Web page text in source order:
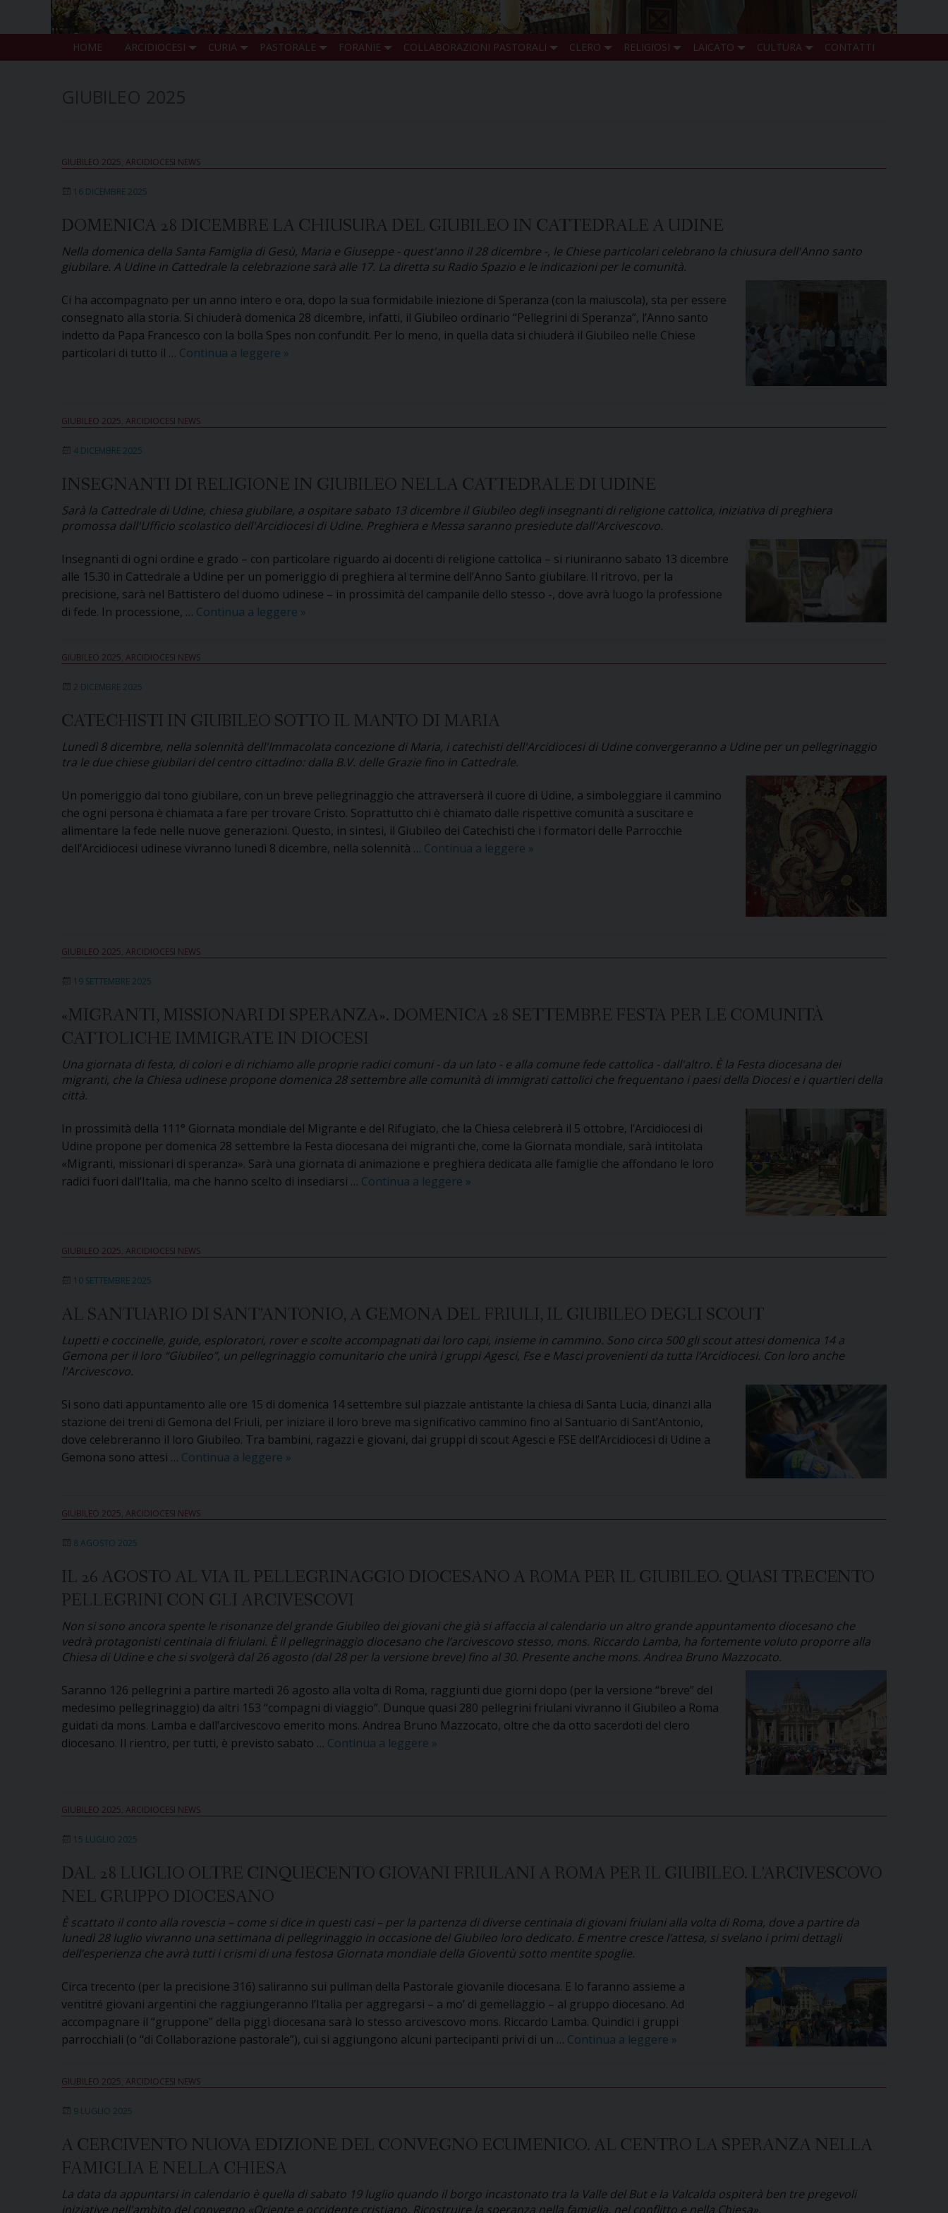
HOME ARCIDIOCESI CURIA PASTORALE FORANIE COLLABORAZIONI PASTORALI CLERO RELIGIOSI LAICATO CULTURA CONTATTI
GIUBILEO 2025 ARCIDIOCESI NEWS
16 DICEMBRE 2025
DOMENICA 28 DICEMBRE LA CHIUSURA DEL GIUBILEO IN CATTEDRALE A UDINE
Nella domenica della Santa Famiglia di Gesù, Maria e Giuseppe - quest'anno il 28 dicembre -, le Chiese particolari celebrano la chiusura dell'Anno santo
giubilare. A Udine in Cattedrale la celebrazione sarà alle 17. La diretta su Radio Spazio e le indicazioni per le comunità.
Ci ha accompagnato per un anno intero e ora, dopo la sua formidabile iniezione di Speranza (con la maiuscola), sta per essere
consegnato alla storia. Si chiuderà domenica 28 dicembre, infatti, il Giubileo ordinario “Pellegrini di Speranza”, l’Anno santo
indetto da Papa Francesco con la bolla Spes non confundit. Per lo meno, in quella data si chiuderà il Giubileo nelle Chiese
particolari di tutto il … Continua a leggere Domenica
in
Cattedrale
a
Udine
»
GIUBILEO 2025 ARCIDIOCESI NEWS
4 DICEMBRE 2025
INSEGNANTI DI RELIGIONE IN GIUBILEO NELLA CATTEDRALE DI UDINE
Sarà la Cattedrale di Udine, chiesa giubilare, a ospitare sabato 13 dicembre il Giubileo degli insegnanti di religione cattolica, iniziativa di preghiera
promossa dall'Ufficio scolastico dell'Arcidiocesi di Udine. Preghiera e Messa saranno presiedute dall'Arcivescovo.
Insegnanti di ogni ordine e grado – con particolare riguardo ai docenti di religione cattolica – si riuniranno sabato 13 dicembre
alle 15.30 in Cattedrale a Udine per un pomeriggio di preghiera al termine dell’Anno Santo giubilare. Il ritrovo, per la
precisione, sarà nel Battistero del duomo udinese – in prossimità del campanile dello stesso -, dove avrà luogo la professione
di fede. In processione, … Continua a leggere Insegnanti
in
Cattedrale
Udine
»
GIUBILEO 2025 ARCIDIOCESI NEWS
2 DICEMBRE 2025
CATECHISTI IN GIUBILEO SOTTO IL MANTO DI MARIA
Lunedì 8 dicembre, nella solennità dell'Immacolata concezione di Maria, i catechisti dell'Arcidiocesi di Udine convergeranno a Udine per un pellegrinaggio
tra le due chiese giubilari del centro cittadino: dalla B.V. delle Grazie fino in Cattedrale.
Un pomeriggio dal tono giubilare, con un breve pellegrinaggio che attraverserà il cuore di Udine, a simboleggiare il cammino
che ogni persona è chiamata a fare per trovare Cristo. Soprattutto chi è chiamato dalle rispettive comunità a suscitare e
alimentare la fede nelle nuove generazioni. Questo, in sintesi, il Giubileo dei Catechisti che i formatori delle Parrocchie
dell’Arcidiocesi udinese vivranno lunedì 8 dicembre, nella solennità … Continua a leggere Catechisti
»
GIUBILEO 2025 ARCIDIOCESI NEWS
19 SETTEMBRE 2025
«MIGRANTI, MISSIONARI DI SPERANZA». DOMENICA 28 SETTEMBRE FESTA PER LE COMUNITÀ
CATTOLICHE IMMIGRATE IN DIOCESI
Una giornata di festa, di colori e di richiamo alle proprie radici comuni - da un lato - e alla comune fede cattolica - dall'altro. È la Festa diocesana dei
migranti, che la Chiesa udinese propone domenica 28 settembre alle comunità di immigrati cattolici che frequentano i paesi della Diocesi e i quartieri della
città.
In prossimità della 111° Giornata mondiale del Migrante e del Rifugiato, che la Chiesa celebrerà il 5 ottobre, l’Arcidiocesi di
Udine propone per domenica 28 settembre la Festa diocesana dei migranti che, come la Giornata mondiale, sarà intitolata
«Migranti, missionari di speranza». Sarà una giornata di animazione e preghiera dedicata alle famiglie che affondano le loro
radici fuori dall’Italia, ma che hanno scelto di insediarsi … Continua a leggere «Migranti,
festa
per
le
comunità
in
Diocesi
»
GIUBILEO 2025 ARCIDIOCESI NEWS
10 SETTEMBRE 2025
AL SANTUARIO DI SANT’ANTONIO, A GEMONA DEL FRIULI, IL GIUBILEO DEGLI SCOUT
Lupetti e coccinelle, guide, esploratori, rover e scolte accompagnati dai loro capi, insieme in cammino. Sono circa 500 gli scout attesi domenica 14 a
Gemona per il loro “Giubileo”, un pellegrinaggio comunitario che unirà i gruppi Agesci, Fse e Masci provenienti da tutta l’Arcidiocesi. Con loro anche
l'Arcivescovo.
Si sono dati appuntamento alle ore 15 di domenica 14 settembre sul piazzale antistante la chiesa di Santa Lucia, dinanzi alla
stazione dei treni di Gemona del Friuli, per iniziare il loro breve ma significativo cammino fino al Santuario di Sant’Antonio,
dove celebreranno il loro Giubileo. Tra bambini, ragazzi e giovani, dai gruppi di scout Agesci e FSE dell’Arcidiocesi di Udine a
Gemona sono attesi … Continua a leggere Al
Friuli,
il
degli
scout
»
GIUBILEO 2025 ARCIDIOCESI NEWS
8 AGOSTO 2025
IL 26 AGOSTO AL VIA IL PELLEGRINAGGIO DIOCESANO A ROMA PER IL GIUBILEO. QUASI TRECENTO
PELLEGRINI CON GLI ARCIVESCOVI
Non si sono ancora spente le risonanze del grande Giubileo dei giovani che già si affaccia al calendario un altro grande appuntamento diocesano che
vedrà protagonisti centinaia di friulani. È il pellegrinaggio diocesano che l’arcivescovo stesso, mons. Riccardo Lamba, ha fortemente voluto proporre alla
Chiesa di Udine e che si svolgerà dal 26 agosto (dal 28 per la versione breve) fino al 30. Presente anche mons. Andrea Bruno Mazzocato.
Saranno 126 pellegrini a partire martedì 26 agosto alla volta di Roma, raggiunti due giorni dopo (per la versione “breve” del
medesimo pellegrinaggio) da altri 153 “compagni di viaggio”. Dunque quasi 280 pellegrini friulani vivranno il Giubileo a Roma
guidati da mons. Lamba e dall’arcivescovo emerito mons. Andrea Bruno Mazzocato, oltre che da otto sacerdoti del clero
diocesano. Il rientro, per tutti, è previsto sabato … Continua a leggere Il
via
diocesano
a
per
il
Giubileo.
trecento
pellegrini
con
gli
»
GIUBILEO 2025 ARCIDIOCESI NEWS
15 LUGLIO 2025
DAL 28 LUGLIO OLTRE CINQUECENTO GIOVANI FRIULANI A ROMA PER IL GIUBILEO. L’ARCIVESCOVO
NEL GRUPPO DIOCESANO
È scattato il conto alla rovescia – come si dice in questi casi – per la partenza di diverse centinaia di giovani friulani alla volta di Roma, dove a partire da
lunedì 28 luglio vivranno una settimana di pellegrinaggio in occasione del Giubileo loro dedicato. E mentre cresce l’attesa, si svelano i primi dettagli
dell’esperienza che avrà tutti i crismi di una festosa Giornata mondiale della Gioventù sotto mentite spoglie.
Circa trecento (per la precisione 316) saliranno sui pullman della Pastorale giovanile diocesana. E lo faranno assieme a
ventitré giovani argentini che raggiungeranno l’Italia per aggregarsi – a mo’ di gemellaggio – al gruppo diocesano. Ad
accompagnare il “gruppone” della piggì diocesana sarà lo stesso arcivescovo mons. Riccardo Lamba. Quindici i gruppi
parrocchiali (o “di Collaborazione pastorale”), cui si aggiungono alcuni partecipanti privi di un … Continua a leggere Dal
oltre
friulani
per
»
GIUBILEO 2025 ARCIDIOCESI NEWS
9 LUGLIO 2025
A CERCIVENTO NUOVA EDIZIONE DEL CONVEGNO ECUMENICO. AL CENTRO LA SPERANZA NELLA
FAMIGLIA E NELLA CHIESA
La data da appuntarsi in calendario è quella di sabato 19 luglio quando il borgo incastonato tra la Valle del But e la Valcalda ospiterà ben tre pregevoli
iniziative nell'ambito del convegno «Oriente e occidente cristiano. Ricostruire la speranza nella famiglia, nel conflitto e nella Chiesa».